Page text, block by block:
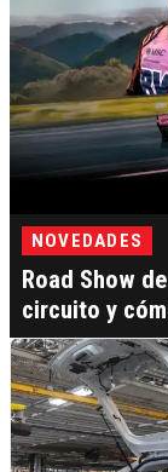
NOVEDADES
Road Show
circuito y